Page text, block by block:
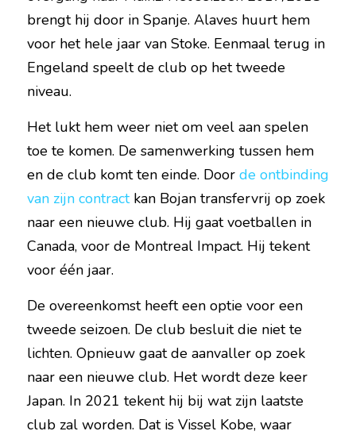
brengt hij door in Spanje. Alaves huurt hem
voor het hele jaar van Stoke. Eenmaal terug in
Engeland speelt de club op het tweede
niveau.
Het lukt hem weer niet om veel aan spelen
toe te komen. De samenwerking tussen hem
en de club komt ten einde. Door de ontbinding
van zijn contract kan Bojan transfervrij op zoek
naar een nieuwe club. Hij gaat voetballen in
Canada, voor de Montreal Impact. Hij tekent
voor één jaar.
De overeenkomst heeft een optie voor een
tweede seizoen. De club besluit die niet te
lichten. Opnieuw gaat de aanvaller op zoek
naar een nieuwe club. Het wordt deze keer
Japan. In 2021 tekent hij bij wat zijn laatste
club zal worden. Dat is Vissel Kobe, waar